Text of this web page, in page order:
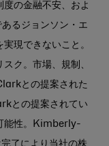
の金融不安、およ
るジョンソン・エ
現できないこと。
ク。市場、規制、
との提案された
との提案されてい
能性。Kimberly-
了により当社の株